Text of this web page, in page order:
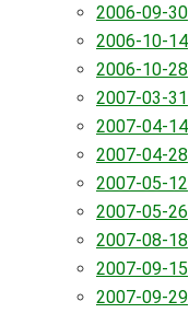
2006-09-30
2006-10-14
2006-10-28
2007-03-31
2007-04-14
2007-04-28
2007-05-12
2007-05-26
2007-08-18
2007-09-15
2007-09-29